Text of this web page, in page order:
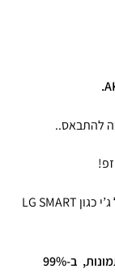
להתבאס..
השלט מתאים למרבית סוגי הטלוויזיות של LG אל ג’י כגון LG SMART
*שימו לב: אם השלט שברשותכם תואם לשלט בתמונות, ב-99%